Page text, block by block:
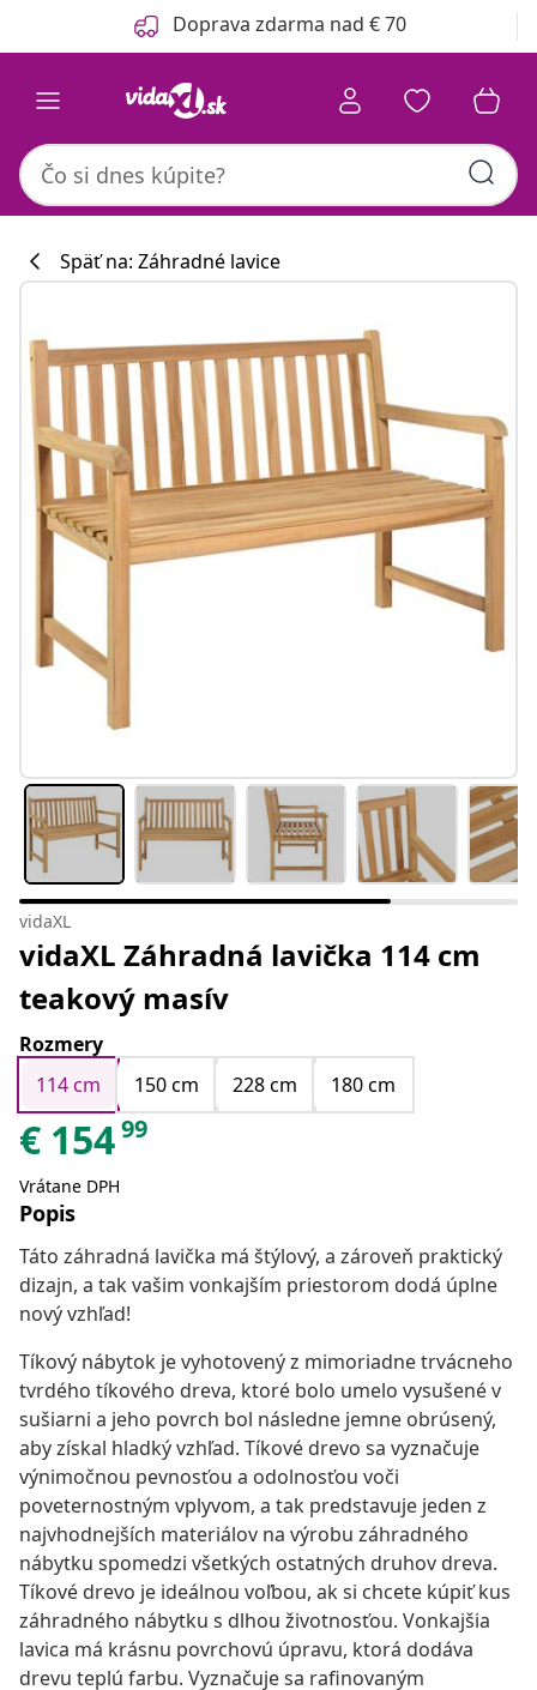
Predchádzajúce Doprava zdarma nad € 70
Späť na: Záhradné lavice
vidaXL
vidaXL Záhradná lavička 114 cm
teakový masív
Rozmery
114 cm
150 cm 228 cm 180 cm
€ 15499
Vrátane DPH
Popis
Táto záhradná lavička má štýlový, a zároveň praktický
dizajn, a tak vašim vonkajším priestorom dodá úplne
nový vzhľad!
Tíkový nábytok je vyhotovený z mimoriadne trvácneho
tvrdého tíkového dreva, ktoré bolo umelo vysušené v
sušiarni a jeho povrch bol následne jemne obrúsený,
aby získal hladký vzhľad. Tíkové drevo sa vyznačuje
výnimočnou pevnosťou a odolnosťou voči
poveternostným vplyvom, a tak predstavuje jeden z
najvhodnejších materiálov na výrobu záhradného
nábytku spomedzi všetkých ostatných druhov dreva.
Tíkové drevo je ideálnou voľbou, ak si chcete kúpiť kus
záhradného nábytku s dlhou životnosťou. Vonkajšia
lavica má krásnu povrchovú úpravu, ktorá dodáva
drevu teplú farbu. Vyznačuje sa rafinovaným